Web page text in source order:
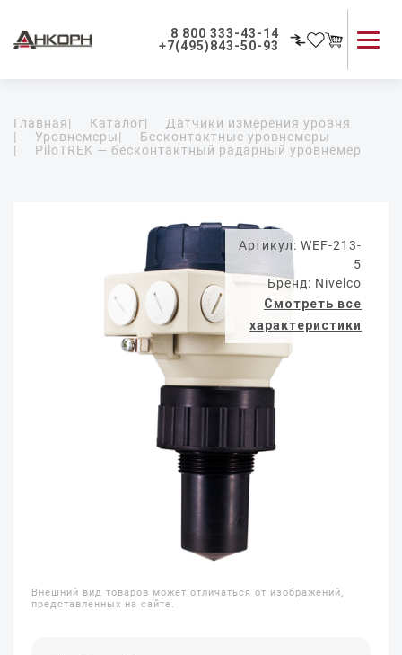
8 800 333-43-14
+7(495)843-50-93
Применение приборов
Как мы работаем
Главная| Каталог|
Датчики измерения уровня
|
Уровнемеры|
Бесконтактные уровнемеры
|
PiloTREK — бесконтактный радарный уровнемер
Артикул: WEF-213-
5
Бренд: Nivelco
Смотреть все
характеристики
Внешний вид товаров может отличаться от изображений,
представленных на сайте.